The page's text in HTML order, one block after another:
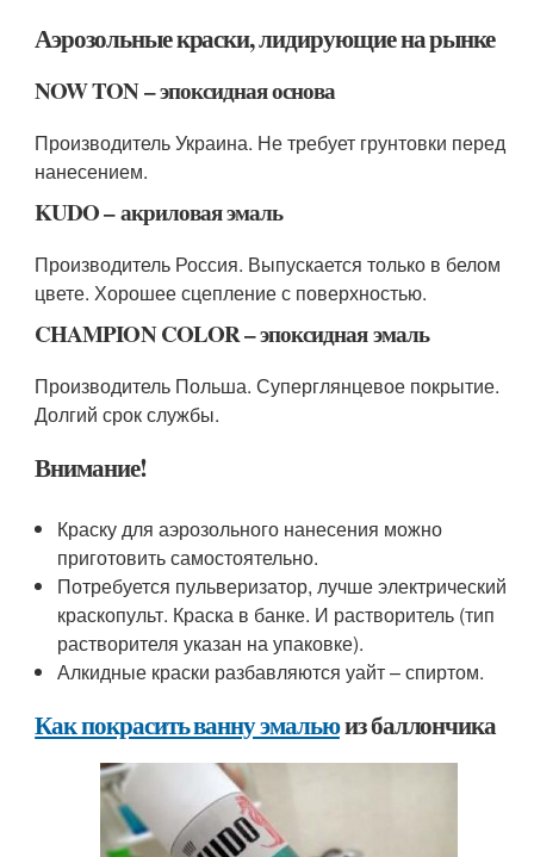
Аэрозольные краски, лидирующие на рынке
NOW TON – эпоксидная основа
Производитель Украина. Не требует грунтовки перед
нанесением.
KUDO – акриловая эмаль
Производитель Россия. Выпускается только в белом
цвете. Хорошее сцепление с поверхностью.
CHAMPION COLOR – эпоксидная эмаль
Производитель Польша. Суперглянцевое покрытие.
Долгий срок службы.
Внимание!
Краску для аэрозольного нанесения можно
приготовить самостоятельно.
Потребуется пульверизатор, лучше электрический
краскопульт. Краска в банке. И растворитель (тип
растворителя указан на упаковке).
Алкидные краски разбавляются уайт – спиртом.
Как покрасить ванну эмальюиз баллончика